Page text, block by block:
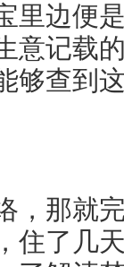
里边便
意记载
够查到
，那就
住了几